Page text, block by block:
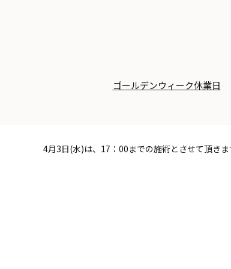
ゴールデンウィーク休業日
4月3日(水)は、17：00までの施術とさせて頂きま